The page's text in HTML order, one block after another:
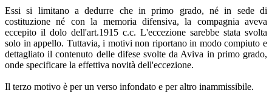
Essi si limitano a dedurre che in primo grado, né in sede di
costituzione né con la memoria difensiva, la compagnia aveva
eccepito il dolo dell'art.1915 c.c. L'eccezione sarebbe stata svolta
solo in appello. Tuttavia, i motivi non riportano in modo compiuto e
dettagliato il contenuto delle difese svolte da Aviva in primo grado,
onde specificare la effettiva novità dell'eccezione.
Il terzo motivo è per un verso infondato e per altro inammissibile.